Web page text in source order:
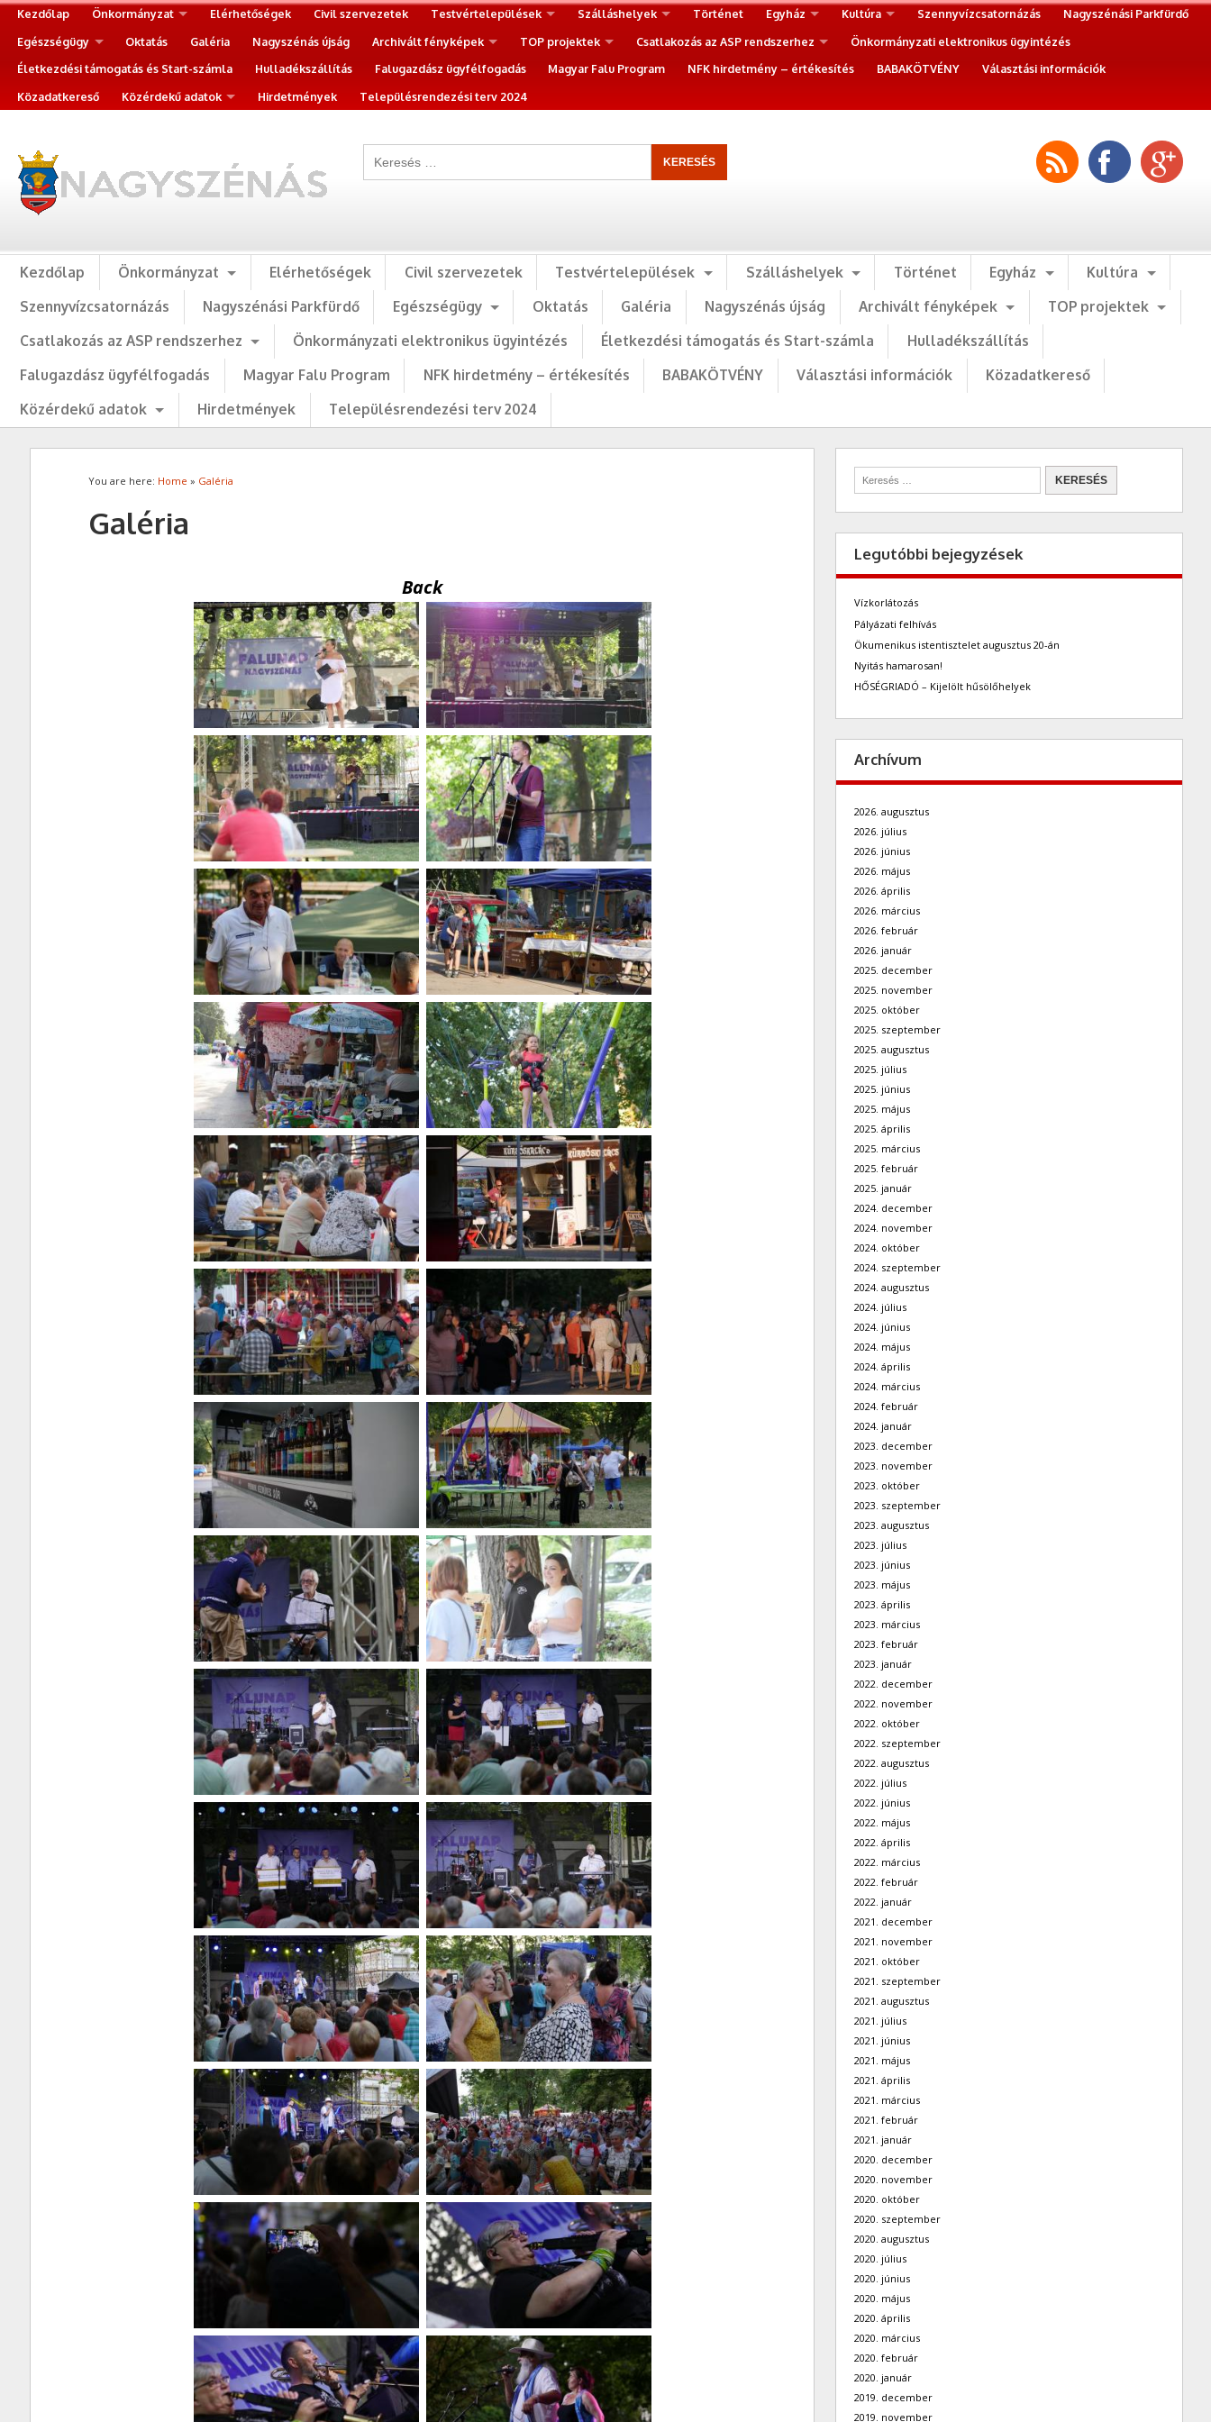
Kezdőlap Önkormányzat Elérhetőségek Civil szervezetek Testvértelepülések Szálláshelyek Történet Egyház Kultúra Szennyvízcsatornázás
Nagyszénási Parkfürdő
Egészségügy
Oktatás Galéria Nagyszénás újság Archivált fényképek TOP projektek Csatlakozás az ASP rendszerhez
Önkormányzati elektronikus ügyintézés
Életkezdési támogatás és Start-számla
Hulladékszállítás Falugazdász ügyfélfogadás Magyar Falu Program NFK hirdetmény – értékesítés BABAKÖTVÉNY
Választási információk
Közadatkereső
Közérdekű adatok Hirdetmények Településrendezési terv 2024
Kezdőlap Önkormányzat Elérhetőségek Civil szervezetek Testvértelepülések Szálláshelyek Történet Egyház
Kultúra
Szennyvízcsatornázás
Nagyszénási Parkfürdő Egészségügy Oktatás Galéria Nagyszénás újság Archivált fényképek
TOP projektek
Csatlakozás az ASP rendszerhez
Önkormányzati elektronikus ügyintézés Életkezdési támogatás és Start-számla
Hulladékszállítás
Falugazdász ügyfélfogadás
Magyar Falu Program NFK hirdetmény – értékesítés BABAKÖTVÉNY Választási információk
Közadatkereső
Közérdekű adatok
Hirdetmények Településrendezési terv 2024
You are here: Home » Galéria
Galéria
Back
Legutóbbi bejegyzések
Vízkorlátozás
Pályázati felhívás
Ökumenikus istentisztelet augusztus 20-án
Nyitás hamarosan!
HŐSÉGRIADÓ – Kijelölt hűsölőhelyek
Archívum
2026. augusztus
2026. július
2026. június
2026. május
2026. április
2026. március
2026. február
2026. január
2025. december
2025. november
2025. október
2025. szeptember
2025. augusztus
2025. július
2025. június
2025. május
2025. április
2025. március
2025. február
2025. január
2024. december
2024. november
2024. október
2024. szeptember
2024. augusztus
2024. július
2024. június
2024. május
2024. április
2024. március
2024. február
2024. január
2023. december
2023. november
2023. október
2023. szeptember
2023. augusztus
2023. július
2023. június
2023. május
2023. április
2023. március
2023. február
2023. január
2022. december
2022. november
2022. október
2022. szeptember
2022. augusztus
2022. július
2022. június
2022. május
2022. április
2022. március
2022. február
2022. január
2021. december
2021. november
2021. október
2021. szeptember
2021. augusztus
2021. július
2021. június
2021. május
2021. április
2021. március
2021. február
2021. január
2020. december
2020. november
2020. október
2020. szeptember
2020. augusztus
2020. július
2020. június
2020. május
2020. április
2020. március
2020. február
2020. január
2019. december
2019. november